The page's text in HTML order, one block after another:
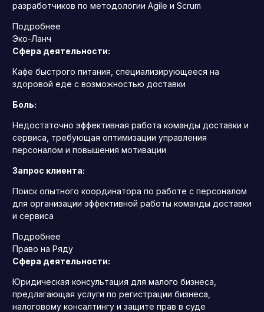
разработчиков по методологии Agile и Scrum
Подробнее
Эко-Ланч
Сфера деятельности:
Кафе быстрого питания, специализирующееся на
здоровой еде с возможностью доставки
Боль:
Недостаточно эффективная работа команды доставки и
сервиса, требующая оптимизации управления
персоналом и повышения мотивации
Запрос клиента:
Поиск опытного координатора по работе с персоналом
для организации эффективной работы команды доставки
и сервиса
Подробнее
Право на Ряду
Сфера деятельности:
Юридическая консультация для малого бизнеса,
предлагающая услуги по регистрации бизнеса,
налоговому консалтингу и защите прав в суде